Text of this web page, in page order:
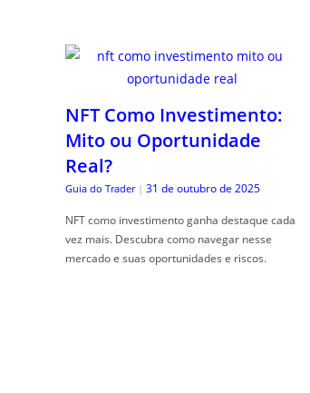
NFT Como Investimento:
Mito ou Oportunidade
Real?
Guia do Trader | 31 de outubro de 2025
NFT como investimento ganha destaque cada
vez mais. Descubra como navegar nesse
mercado e suas oportunidades e riscos.